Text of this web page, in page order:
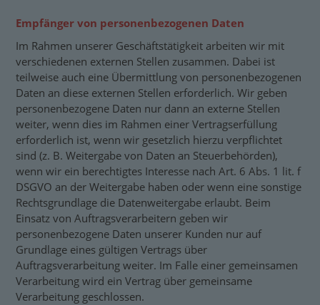
Empfänger von personenbezogenen Daten
Im Rahmen unserer Geschäftstätigkeit arbeiten wir mit
verschiedenen externen Stellen zusammen. Dabei ist
teilweise auch eine Übermittlung von personenbezogenen
Daten an diese externen Stellen erforderlich. Wir geben
personenbezogene Daten nur dann an externe Stellen
weiter, wenn dies im Rahmen einer Vertragserfüllung
erforderlich ist, wenn wir gesetzlich hierzu verpflichtet
sind (z. B. Weitergabe von Daten an Steuerbehörden),
wenn wir ein berechtigtes Interesse nach Art. 6 Abs. 1 lit. f
DSGVO an der Weitergabe haben oder wenn eine sonstige
Rechtsgrundlage die Datenweitergabe erlaubt. Beim
Einsatz von Auftragsverarbeitern geben wir
personenbezogene Daten unserer Kunden nur auf
Grundlage eines gültigen Vertrags über
Auftragsverarbeitung weiter. Im Falle einer gemeinsamen
Verarbeitung wird ein Vertrag über gemeinsame
Verarbeitung geschlossen.